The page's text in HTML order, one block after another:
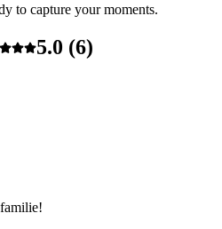
to capture your moments.
5.0 (6)